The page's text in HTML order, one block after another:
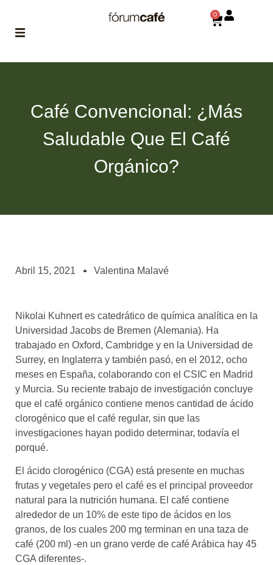
asociados
el café siempre tiene
algo nuevo que
enseñarnos
BOLSA DE TRABAJO
¡te imaginas vivir de tu pasión
por el café?
CONTACTO
¡queremos saber
0
Café Convencional: ¿Más
Saludable Que El Café
Orgánico?
Abril 15, 2021 Valentina Malavé
Nikolai Kuhnert es catedrático de química analítica en la
Universidad Jacobs de Bremen (Alemania). Ha
trabajado en Oxford, Cambridge y en la Universidad de
Surrey, en Inglaterra y también pasó, en el 2012, ocho
meses en España, colaborando con el CSIC en Madrid
y Murcia. Su reciente trabajo de investigación concluye
que el café orgánico contiene menos cantidad de ácido
clorogénico que el café regular, sin que las
investigaciones hayan podido determinar, todavía el
porqué.
El ácido clorogénico (CGA) está presente en muchas
frutas y vegetales pero el café es el principal proveedor
natural para la nutrición humana. El café contiene
alrededor de un 10% de este tipo de ácidos en los
granos, de los cuales 200 mg terminan en una taza de
café (200 ml) -en un grano verde de café Arábica hay 45
CGA diferentes-.